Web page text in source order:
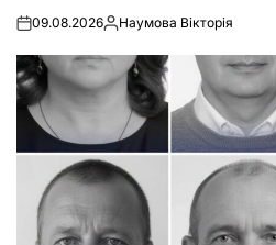
on09.08.2026Опубліковано
Наумова Вікторія